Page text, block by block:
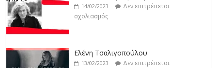
σχολιασμός
19/02/2023
Δεν επιτρέπεται
σχολιασμός
14/02/2023
Δεν επιτρέπεται
σχολιασμός
Ελένη Τσαλιγοπούλου
13/02/2023
Δεν επιτρέπεται